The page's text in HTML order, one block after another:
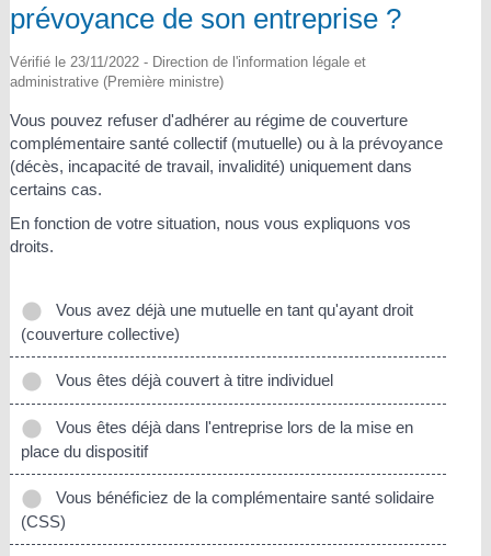
prévoyance de son entreprise ?
Vérifié le 23/11/2022 - Direction de l'information légale et
administrative (Première ministre)
Vous pouvez refuser d'adhérer au régime de couverture
complémentaire santé collectif (mutuelle) ou à la prévoyance
(décès, incapacité de travail, invalidité) uniquement dans
certains cas.
En fonction de votre situation, nous vous expliquons vos
droits.
Vous avez déjà une mutuelle en tant qu'ayant droit
(couverture collective)
Vous êtes déjà couvert à titre individuel
Vous êtes déjà dans l'entreprise lors de la mise en
place du dispositif
Vous bénéficiez de la complémentaire santé solidaire
(CSS)